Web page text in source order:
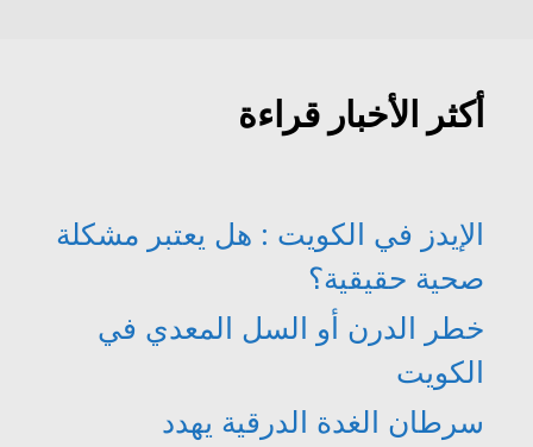
أكثر الأخبار قراءة
الإيدز في الكويت : هل يعتبر مشكلة
صحية حقيقية؟
خطر الدرن أو السل المعدي في
الكويت
سرطان الغدة الدرقية يهدد